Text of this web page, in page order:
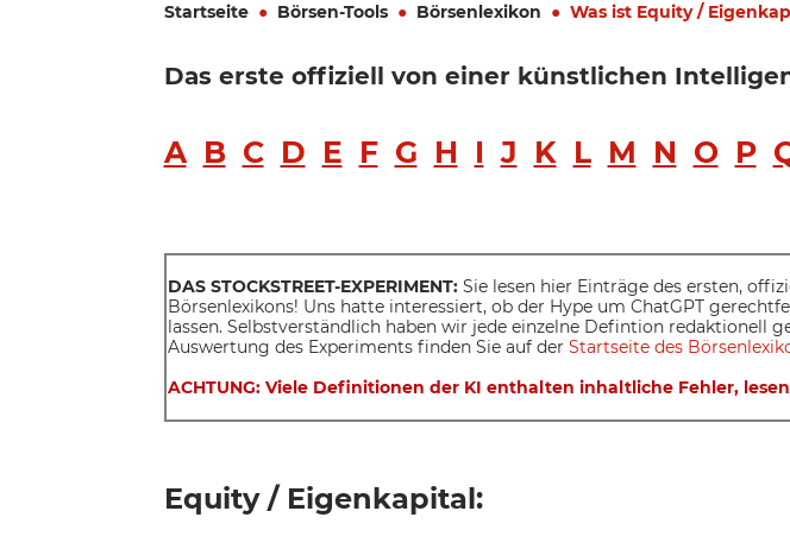
Startseite Börsen-Tools Börsenlexikon Was ist Equity /
Das erste offiziell von einer künstlichen
A B C D E F G H I J K L M N O P
DAS STOCKSTREET-EXPERIMENT:Sie lesen hier Einträge des ersten,
Börsenlexikons! Uns hatte interessiert, ob der Hype um ChatGPT
lassen. Selbstverständlich haben wir jede einzelne Defintion redaktionell
Auswertung des Experiments finden Sie auf der Startseite des
ACHTUNG: Viele Definitionen der KI enthalten inhaltliche Fehler,
Equity / Eigenkapital: